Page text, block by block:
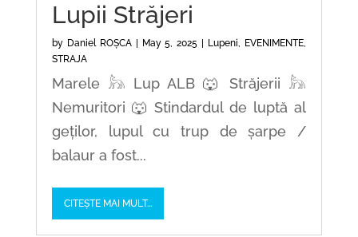
Lupii Străjeri
by Daniel ROȘCA| May 5, 2025 Lupeni, EVENIMENTE,
STRAJA
Marele 𓃦 Lup ALB 🐺 Străjerii 𓃦
Nemuritori 🐺 Stindardul de luptă al
geților, lupul cu trup de șarpe /
balaur a fost...
CITEȘTE MAI MULT...